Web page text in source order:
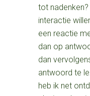
tot
interactie
een reactie
dan op
dan
antwoord te
heb ik net